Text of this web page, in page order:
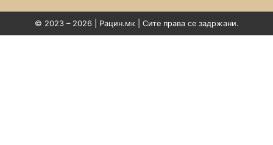
© 2023 – 2026 | Рацин.мк | Сите права се задржани.